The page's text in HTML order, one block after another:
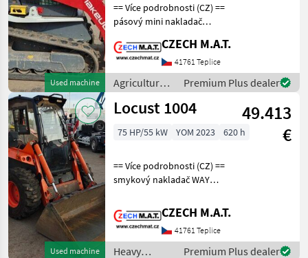
Used machine
== Více podrobnosti (CZ) ==
pásový mini nakladač
nejvýkonější stroj ve své
třídě ! možno zapojit i lesní
frézy rok 2025 najeto 370
motohodin mot
CZECH M.A.T.
41761 Teplice
Agricultural
motor
vehicles /
Premium Plus dealer
Used machine
Locust 1004
49.413
€
75 HP/55 kW YOM 2023 620 h
== Více podrobnosti (CZ) ==
smykový nakladač WAY
620 motohodin motor
Perkins / 55.4kW hmotnost
CZECH M.A.T.
41761 Teplice
Heavy
Premium Plus dealer